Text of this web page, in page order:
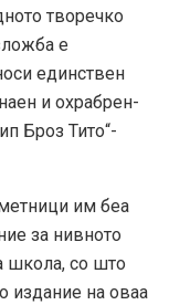
творечко
е
единствен
и охрабрен-
Броз Тито“-
им беа
за нивното
школа, со што
издание на оваа